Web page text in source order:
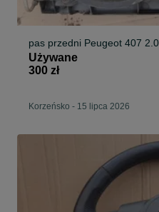
pas przedni Peugeot 407
Używane
300 zł
Korzeńsko - 15 lipca 2026